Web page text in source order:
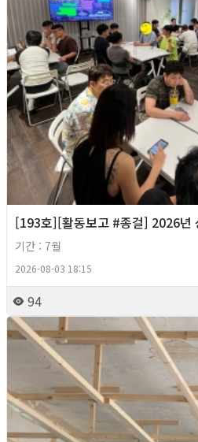
[193호][활동보고 #종걸] 2026년
기간 : 7월
2026-08-03 18:15
94